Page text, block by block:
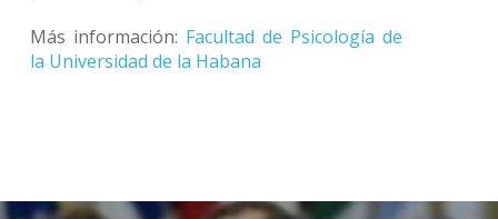
Más información: Facultad de Psicología de
la Universidad de la Habana